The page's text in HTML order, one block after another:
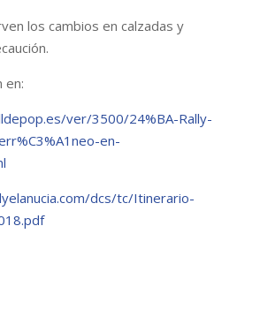
los cambios en calzadas y
en:
ver/3500/24%BA-Rally-
en-
com/dcs/tc/Itinerario-